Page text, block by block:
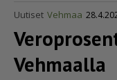
Uutiset Vehmaa
Vehmaalla